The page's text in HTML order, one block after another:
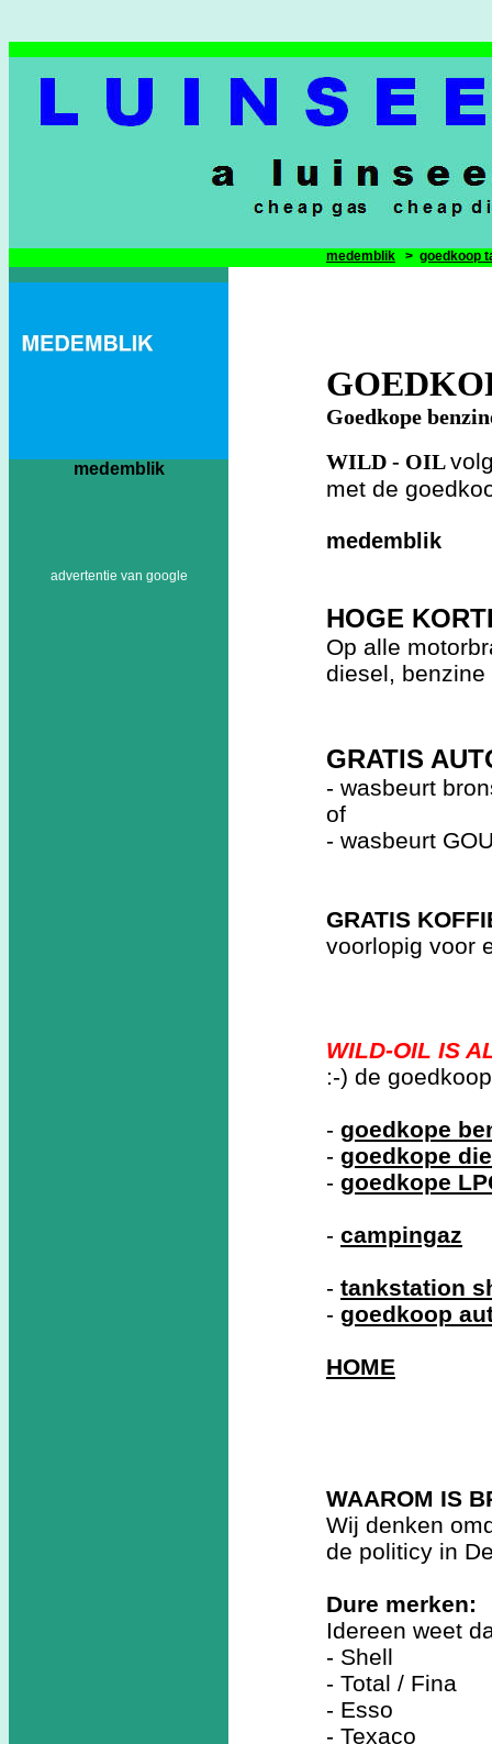
medemblik > goedkoop
medemblik
advertentie van google
Goedkope
WILD - OIL
met de
medemblik
HOGE
Op alle
diesel, benzine
GRATIS
- wasbeurt
of
- wasbeurt
GRATIS
voorlopig voor
WILD-OIL IS
:-) de
- goedkope
- goedkope
- goedkope
- campingaz
- tankstation
- goedkoop
HOME
WAAROM IS
Wij denken
de politicy in
Dure merken:
Idereen weet
- Shell
- Total / Fina
- Esso
- Texaco